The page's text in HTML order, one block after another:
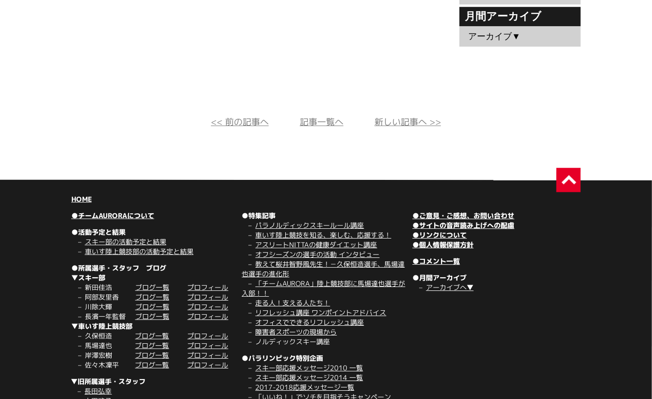
月間アーカイブ
アーカイブ▼
<< 前の記事へ 記事一覧へ 新しい記事へ >>
HOME
●チームAURORAについて
●活動予定と結果
スキー部の活動予定と結果
車いす陸上競技部の活動予定と結果
●所属選手・スタッフ ブログ
▼スキー部
新田佳浩 ブログ一覧 プロフィール
阿部友里香 ブログ一覧 プロフィール
川除大輝 ブログ一覧
プロフィール
長濱一年監督
ブログ一覧 プロフィール
▼車いす陸上競技部
久保恒造 ブログ一覧 プロフィール
馬場達也 ブログ一覧 プロフィール
岸澤宏樹 ブログ一覧 プロフィール
佐々木凜平 ブログ一覧 プロフィール
▼旧所属選手・スタッフ
長田弘幸
●特集記事
パラノルディックスキールール講座
車いす陸上競技を知る、楽しむ、応援する！
アスリートNITTAの健康ダイエット講座
オフシーズンの選手の活動 インタビュー
教えて桜井智野風先生！－久保恒造選手、馬場達
也選手の進化形
「チームAURORA」陸上競技部に馬場達也選手が
入部！！
走る人！支える人たち！
リフレッシュ講座 ワンポイントアドバイス
オフィスでできるリフレッシュ講座
障害者スポーツの現場から
ノルディックスキー講座
●パラリンピック特別企画
スキー部応援メッセージ2010 一覧
スキー部応援メッセージ2014 一覧
2017-2018応援メッセージ一覧
「いいね！」でソチを目指そうキャンペーン
●ご意見・ご感想、お問い合わせ
●サイトの音声読み上げへの配慮
●リンクについて
●個人情報保護方針
●コメント一覧
●月間アーカイブ
アーカイブへ▼